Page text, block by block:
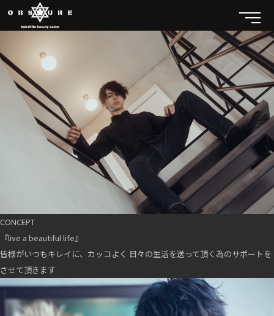
CONCEPT
『live a beautiful life』
皆様がいつもキレイに、カッコよく 日々の生活を送って頂く為のサポートを
させて頂きます